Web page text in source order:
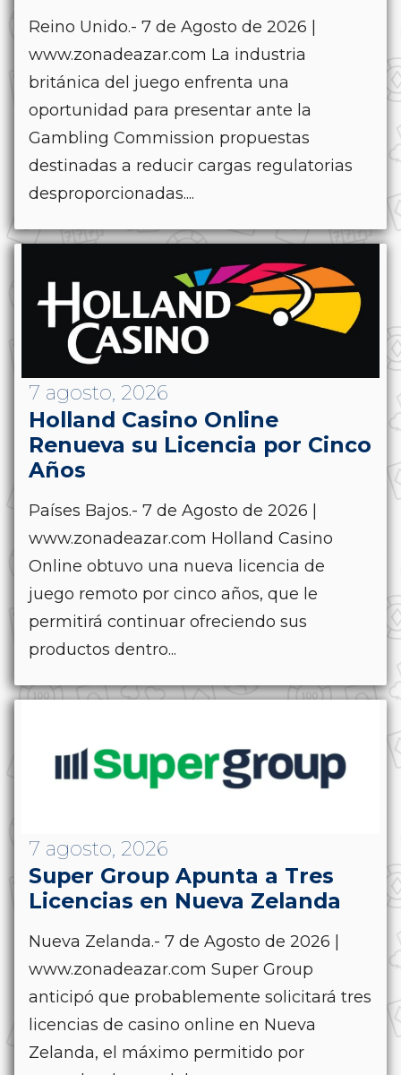
Reino Unido.- 7 de Agosto de 2026 |
www.zonadeazar.com La industria
británica del juego enfrenta una
oportunidad para presentar ante la
Gambling Commission propuestas
destinadas a reducir cargas regulatorias
desproporcionadas....
7 agosto, 2026
Holland Casino Online
Renueva su Licencia por Cinco
Años
Países Bajos.- 7 de Agosto de 2026 |
www.zonadeazar.com Holland Casino
Online obtuvo una nueva licencia de
juego remoto por cinco años, que le
permitirá continuar ofreciendo sus
productos dentro...
7 agosto, 2026
Super Group Apunta a Tres
Licencias en Nueva Zelanda
Nueva Zelanda.- 7 de Agosto de 2026 |
www.zonadeazar.com Super Group
anticipó que probablemente solicitará tres
licencias de casino online en Nueva
Zelanda, el máximo permitido por